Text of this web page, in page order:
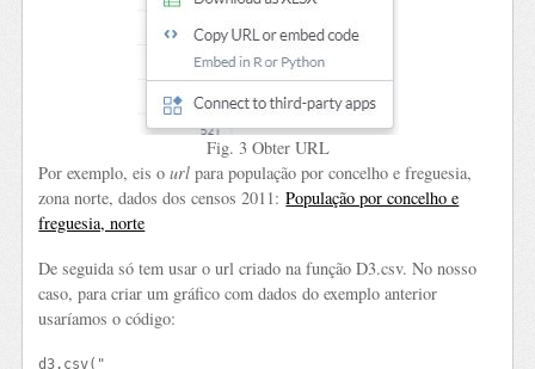
Fig. 3 Obter URL
Por exemplo, eis ourl para população por concelho e freguesia,
zona norte, dados dos censos 2011:População por concelho e
freguesia, norte
De seguida só tem usar o url criado na função D3.csv. No nosso
caso, para criar um gráfico com dados do exemplo anterior
usaríamos o código: